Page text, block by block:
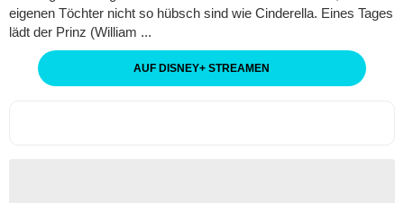
eigenen Töchter nicht so hübsch sind wie Cinderella. Eines Tages
lädt der Prinz (William ...
AUF DISNEY+ STREAMEN